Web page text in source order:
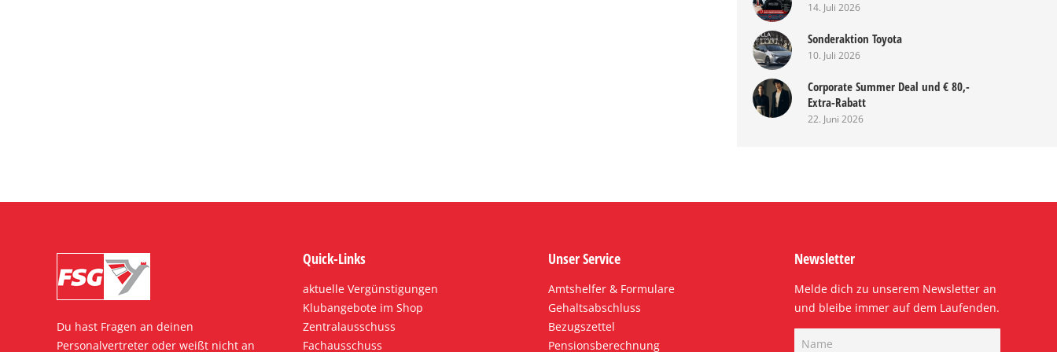
14. Juli 2026
Sonderaktion Toyota
10. Juli 2026
Corporate Summer Deal und € 80,-
Extra-Rabatt
22. Juni 2026
Du hast Fragen an deinen
Personalvertreter oder weißt nicht an
Quick-Links
aktuelle Vergünstigungen
Klubangebote im Shop
Zentralausschuss
Fachausschuss
Unser Service
Amtshelfer & Formulare
Gehaltsabschluss
Bezugszettel
Pensionsberechnung
Newsletter
Melde dich zu unserem Newsletter an
und bleibe immer auf dem Laufenden.